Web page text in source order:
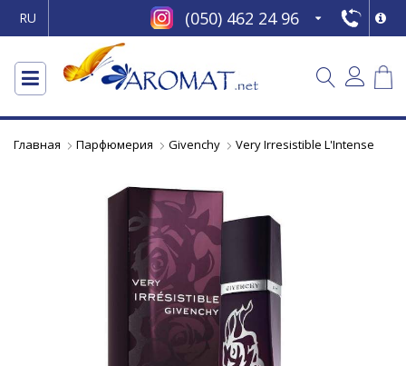
RU (050) 462 24 96
Главная Парфюмерия Givenchy Very Irresistible L'Intense